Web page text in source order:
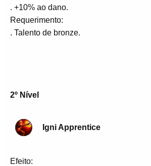
. +10% ao dano.
Requerimento:
. Talento de bronze.
2º Nível
Igni Apprentice
Efeito: